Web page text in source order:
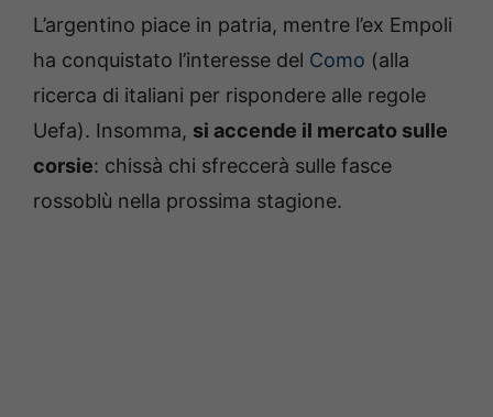
L’argentino piace in patria, mentre l’ex Empoli
ha conquistato l’interesse del Como (alla
ricerca di italiani per rispondere alle regole
Uefa). Insomma, si accende il mercato sulle
corsie: chissà chi sfreccerà sulle fasce
rossoblù nella prossima stagione.